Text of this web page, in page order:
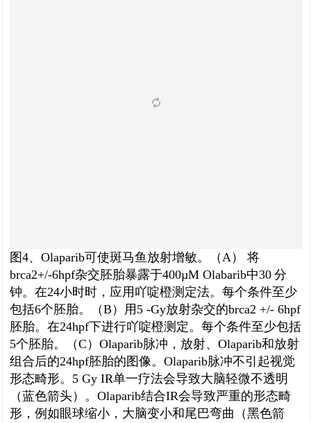
图4、Olaparib可使斑马鱼放射增敏。（A） 将
brca2+/-6hpf杂交胚胎暴露于400µM Olabarib中30 分
钟。在24小时时，应用吖啶橙测定法。每个条件至少
包括6个胚胎。（B）用5 -Gy放射杂交的brca2 +/- 6hpf
胚胎。在24hpf下进行吖啶橙测定。每个条件至少包括
5个胚胎。（C）Olaparib脉冲，放射、Olaparib和放射
组合后的24hpf胚胎的图像。Olaparib脉冲不引起视觉
形态畸形。5 Gy IR单一疗法会导致大脑轻微不透明
（蓝色箭头）。Olaparib结合IR会导致严重的形态畸
形，例如眼球缩小，大脑变小和尾巴弯曲（黑色箭